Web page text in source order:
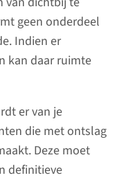
geen onderdeel
Indien er
kan daar ruimte
er van je
die met ontslag
Deze moet
definitieve
en
tijd